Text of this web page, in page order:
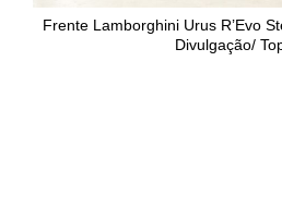
Frente Lamborghini Urus R’Evo
Divulgação/